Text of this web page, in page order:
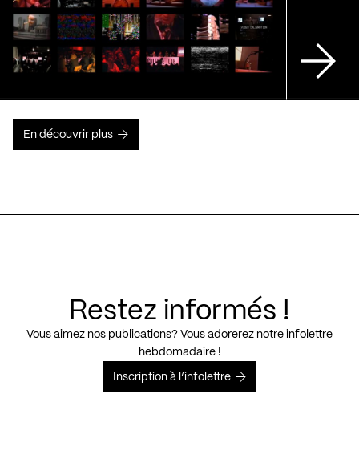
En découvrir plus
Restez informés !
Vous aimez nos publications? Vous adorerez notre infolettre
hebdomadaire !
Inscription à l’infolettre